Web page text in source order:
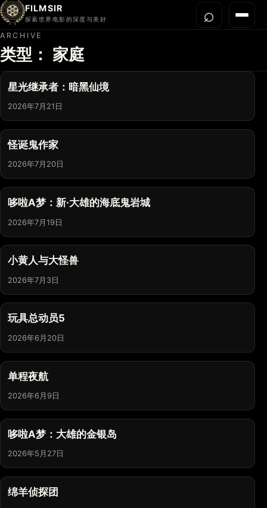
FILMSIR
探索世界电影的深度与美好 菜单
首页
今晚看什么
世界电影节
导演宇宙
影片库
关于我们
⌕打开
ARCHIVE
类型： 家庭
星光继承者：暗黑仙境
2026年7月21日
怪诞鬼作家
2026年7月20日
哆啦A梦：新·大雄的海底鬼岩城
2026年7月19日
小黄人与大怪兽
2026年7月3日
玩具总动员5
2026年6月20日
单程夜航
2026年6月9日
哆啦A梦：大雄的金银岛
2026年5月27日
绵羊侦探团